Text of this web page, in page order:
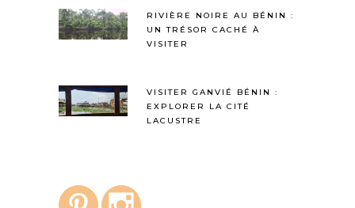
RIVIÈRE NOIRE AU BÉNIN :
UN TRÉSOR CACHÉ À
VISITER
VISITER GANVIÉ BÉNIN :
EXPLORER LA CITÉ
LACUSTRE